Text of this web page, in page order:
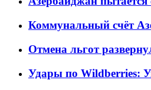
Коммунальный счёт
Отмена льгот
Удары по Wildberries: